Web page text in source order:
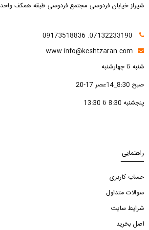
شیراز خیابان فردوسی مجتمع فردوسی طبقه همکف واحد ۳۲
www.info@keshtzaran.com
شنبه تا چهارشنبه
صبح 8:30_14عصر 17-20
پنجشنبه 8:30 تا 13:30
راهنمایی
حساب کاربری
سوالات متداول
شرایط سایت
اصل بخرید